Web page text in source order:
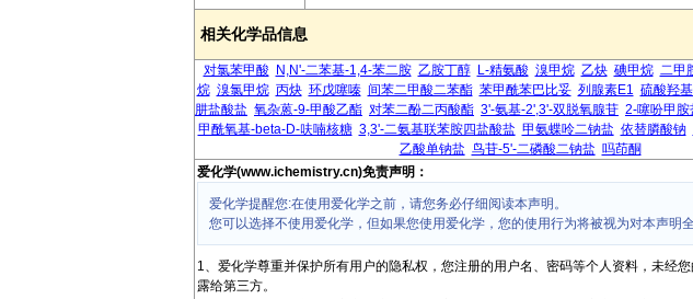
相关化学品信息
对氯苯甲酸 N,N'-二苯基-1,4-苯二胺 乙胺丁醇 L-精氨酸 溴甲烷 乙炔 碘甲烷 二甲
烷 溴氯甲烷 丙炔 环戊噻嗪 间苯二甲酸二苯酯 苯甲酰苯巴比妥 列腺素E1 硫酸羟
肼盐酸盐 氧杂蒽-9-甲酸乙酯 对苯二酚二丙酸酯 3'-氨基-2',3'-双脱氧腺苷 2-噻吩甲胺
甲酰氧基-beta-D-呋喃核糖 3,3'-二氨基联苯胺四盐酸盐 甲氨蝶呤二钠盐 依替膦酸钠
乙酸单钠盐 鸟苷-5'-二磷酸二钠盐 吗茚酮
爱化学(www.ichemistry.cn)免责声明：
爱化学提醒您:在使用爱化学之前，请您务必仔细阅读本声明。
您可以选择不使用爱化学，但如果您使用爱化学，您的使用行为将被视为对本声明全
1、爱化学尊重并保护所有用户的隐私权，您注册的用户名、密码等个人资料，未经
露给第三方。